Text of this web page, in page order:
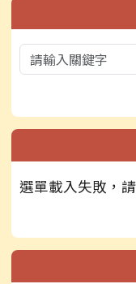
選單載入失敗，